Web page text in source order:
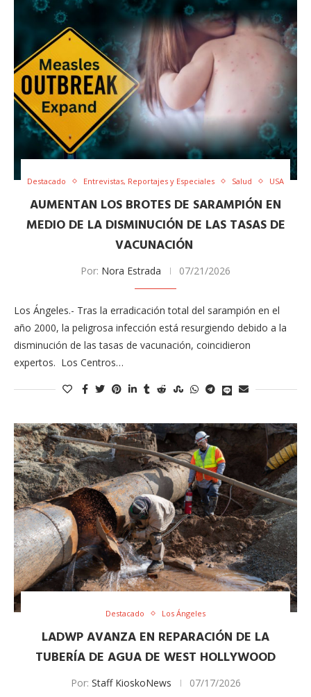
Destacado Entrevistas, Reportajes y Especiales Salud USA
AUMENTAN LOS BROTES DE SARAMPIÓN EN
MEDIO DE LA DISMINUCIÓN DE LAS TASAS DE
VACUNACIÓN
Por: Nora Estrada 07/21/2026
Los Ángeles.- Tras la erradicación total del sarampión en el
año 2000, la peligrosa infección está resurgiendo debido a la
disminución de las tasas de vacunación, coincidieron
expertos. Los Centros…
Destacado Los Ángeles
LADWP AVANZA EN REPARACIÓN DE LA
TUBERÍA DE AGUA DE WEST HOLLYWOOD
Por: Staff KioskoNews 07/17/2026